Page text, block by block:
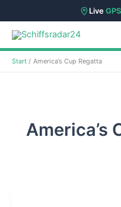
Live
Zum
Inhalt
springen
Start America’s Cup Regatta
America’s